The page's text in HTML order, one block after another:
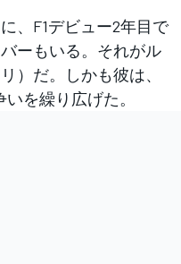
、F1デビュー2年目で
ーもいる。それがル
）だ。しかも彼は、
を繰り広げた。